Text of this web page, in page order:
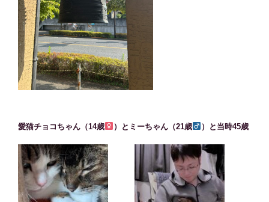
愛猫チョコちゃん（14歳 ）とミーちゃん（21歳 ）と当時45歳